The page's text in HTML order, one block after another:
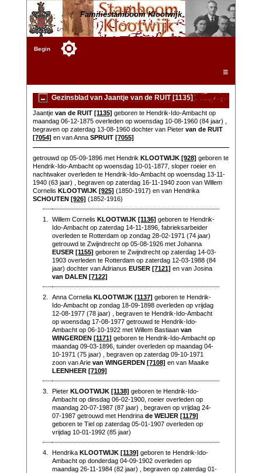
Familiestamboom Klootwijk
Begin
☰
Gezinsblad van Jaantje van de RUIT [1135]
Jaantje van de RUIT [1135] geboren te Hendrik-Ido-Ambacht op
maandag 06-12-1875 overleden op woensdag 10-08-1960 (84 jaar) ,
begraven op zaterdag 13-08-1960 dochter van Pieter van de RUIT
[7054] en van Anna SPRUIT [7055]
getrouwd op 05-09-1896 met Hendrik KLOOTWIJK [928] geboren te
Hendrik-Ido-Ambacht op woensdag 10-01-1877, sloper roeier en
nachtwaker overleden te Hendrik-Ido-Ambacht op woensdag 13-11-
1940 (63 jaar) , begraven op zaterdag 16-11-1940 zoon van Willem
Cornelis KLOOTWIJK [925] (1850-1917) en van Hendrika
SCHOUTEN [926] (1852-1916)
1. Willem CornelisKLOOTWIJK [1136] geboren te Hendrik-
Ido-Ambacht op zaterdag 14-11-1896, fabrieksarbeider
overleden te Rotterdam op zondag 28-02-1971 (74 jaar)
getrouwd te Zwijndrecht op 05-08-1926 met Johanna
EUSER [1155] geboren te Zwijndrecht op zaterdag 14-03-
1903 overleden te Rotterdam op zaterdag 12-03-1988 (84
jaar) dochter van AdrianusEUSER [7121] en van Josina
van DALEN [7122]
2. Anna CorneliaKLOOTWIJK [1137] geboren te Hendrik-
Ido-Ambacht op zondag 18-09-1898 overleden op vrijdag
12-08-1977 (78 jaar) , begraven te Hendrik-Ido-Ambacht
op woensdag 17-08-1977 getrouwd te Hendrik-Ido-
Ambacht op 06-10-1922 met Willem Bastiaanvan
WINGERDEN [1171] geboren te Hendrik-Ido-Ambacht op
maandag 09-03-1896, tuinder overleden op maandag 04-
10-1971 (75 jaar) , begraven op zaterdag 09-10-1971
zoon van Arievan WINGERDEN [7108] en van Maaike
LEENHEER [7109]
3. PieterKLOOTWIJK [1138] geboren te Hendrik-Ido-
Ambacht op dinsdag 06-02-1900, roeier overleden op
maandag 20-07-1987 (87 jaar) , begraven op vrijdag 24-
07-1987 getrouwd met Hendrinade WEIJER [1179]
geboren te Tiel op zaterdag 05-01-1907 overleden op
vrijdag 10-01-1992 (85 jaar)
4. HendrikaKLOOTWIJK [1139] geboren te Hendrik-Ido-
Ambacht op donderdag 04-09-1902 overleden op
maandag 26-11-1984 (82 jaar) , begraven op zaterdag 01-